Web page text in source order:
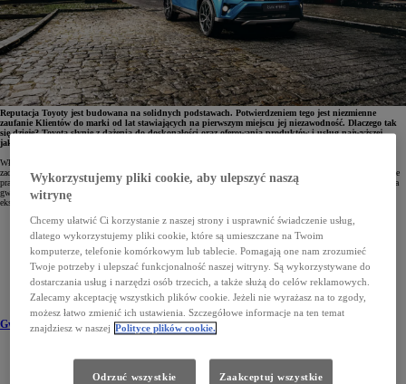
Reputacja Toyoty jest budowana na solidnych podstawach. Potwierdzeniem tego jest niezmienne
zaufanie Klientów do marki od lat stawiających na pierwszym miejscu jej niezawodność. Dlaczego tak
się dzieje? Toyota słynie z dążenia do doskonałości oraz oferowania produktów i usług najwyższej
jakości.
Właśnie taką troskę – zarówno o każdy samochód zjeżdżający z taśmy produkcyjnej, jak i o spokój oraz
zadowolenie jego właściciela – wyraża 3-letnia gwarancja fabryczna. Daje ona pewność, że jazda Toyotą będzie
prawdziwą przyjemnością. Dodatkowe gwarancje Toyoty pozwalają wydłużyć okres ochrony poza czas trwania
gwarancji producenta. Opracowane zostały z myślą o właścicielach pragnących dłużej cieszyć się spokojną
eksploatacją samochodu i podwyższyć jego wartość na rynku wtórnym.
Gwarancja podstawowa
Wykorzystujemy pliki cookie, aby ulepszyć naszą
witrynę
Chcemy ułatwić Ci korzystanie z naszej strony i usprawnić świadczenie usług,
dlatego wykorzystujemy pliki cookie, które są umieszczane na Twoim
komputerze, telefonie komórkowym lub tablecie. Pomagają one nam zrozumieć
Twoje potrzeby i ulepszać funkcjonalność naszej witryny. Są wykorzystywane do
dostarczania usług i narzędzi osób trzecich, a także służą do celów reklamowych.
Zalecamy akceptację wszystkich plików cookie. Jeżeli nie wyrażasz na to zgody,
możesz łatwo zmienić ich ustawienia. Szczegółowe informacje na ten temat
znajdziesz w naszej Polityce plików cookie.
Odrzuć wszystkie Zaakceptuj wszystkie